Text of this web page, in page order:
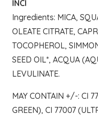
INCI
Ingredients: MICA,
OLEATE CITRATE,
TOCOPHEROL,
SEED OIL*, ACQUA
LEVULINATE.
MAY CONTAIN +/-: CI
GREEN), CI 77007